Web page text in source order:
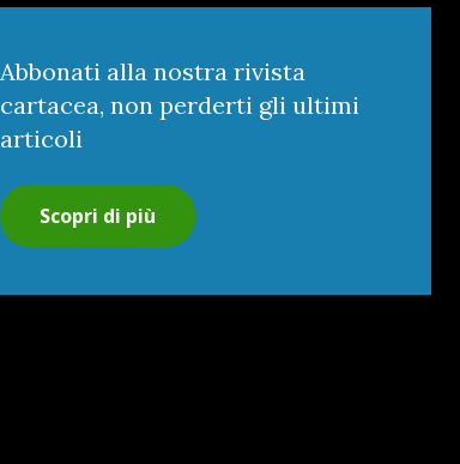
Abbonati alla nostra rivista
cartacea, non perderti gli ultimi
articoli
Scopri di più